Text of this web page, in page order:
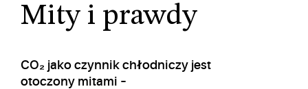
Mity i prawdy
CO₂ jako czynnik chłodniczy jest
otoczony mitami –